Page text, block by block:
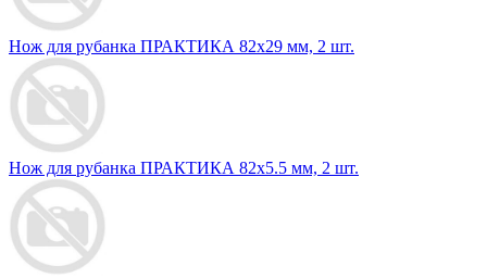
Нож для рубанка ПРАКТИКА 82х29 мм, 2 шт.
Нож для рубанка ПРАКТИКА 82х5.5 мм, 2 шт.